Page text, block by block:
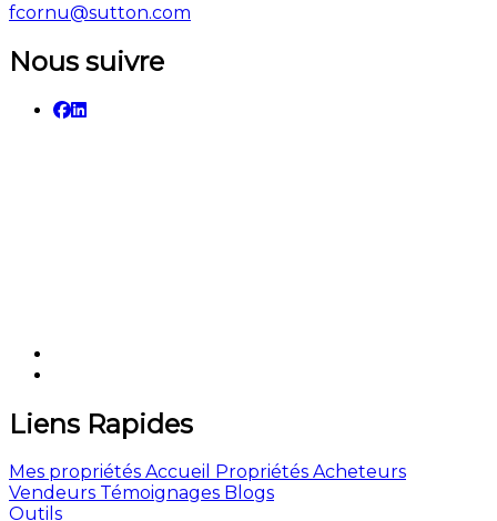
fcornu@sutton.com
Nous suivre
Liens Rapides
Mes propriétés Accueil Propriétés Acheteurs
Vendeurs Témoignages Blogs
Outils